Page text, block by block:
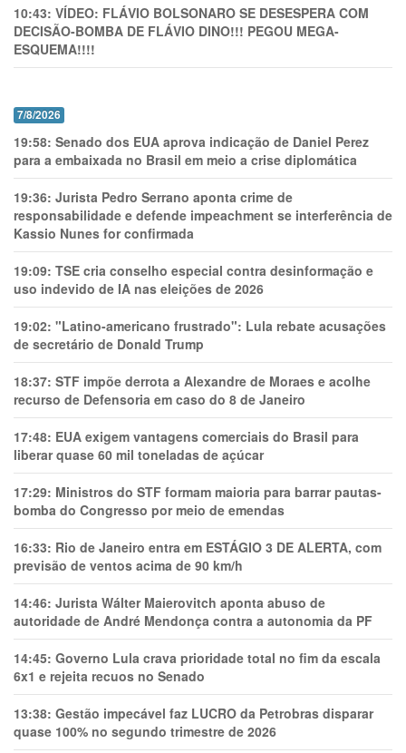
10:43: VÍDEO: FLÁVIO BOLSONARO SE DESESPERA COM
DECISÃO-BOMBA DE FLÁVIO DINO!!! PEGOU MEGA-
ESQUEMA!!!!
7/8/2026
19:58: Senado dos EUA aprova indicação de Daniel Perez
para a embaixada no Brasil em meio a crise diplomática
19:36: Jurista Pedro Serrano aponta crime de
responsabilidade e defende impeachment se interferência de
Kassio Nunes for confirmada
19:09: TSE cria conselho especial contra desinformação e
uso indevido de IA nas eleições de 2026
19:02: "Latino-americano frustrado": Lula rebate acusações
de secretário de Donald Trump
18:37: STF impõe derrota a Alexandre de Moraes e acolhe
recurso de Defensoria em caso do 8 de Janeiro
17:48: EUA exigem vantagens comerciais do Brasil para
liberar quase 60 mil toneladas de açúcar
17:29: Ministros do STF formam maioria para barrar pautas-
bomba do Congresso por meio de emendas
16:33: Rio de Janeiro entra em ESTÁGIO 3 DE ALERTA, com
previsão de ventos acima de 90 km/h
14:46: Jurista Wálter Maierovitch aponta abuso de
autoridade de André Mendonça contra a autonomia da PF
14:45: Governo Lula crava prioridade total no fim da escala
6x1 e rejeita recuos no Senado
13:38: Gestão impecável faz LUCRO da Petrobras disparar
quase 100% no segundo trimestre de 2026